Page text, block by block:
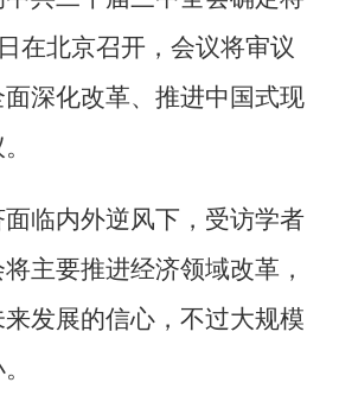
在北京召开，会议将审议
深化改革、推进中国式现
临内外逆风下，受访学者
主要推进经济领域改革，
发展的信心，不过大规模